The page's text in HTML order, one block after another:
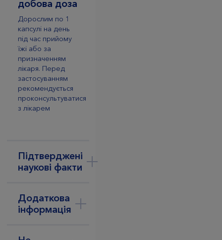
добова доза
Дорослим по 1
капсулі на день
під час прийому
їжі або за
призначенням
лікаря. Перед
застосуванням
рекомендується
проконсультуватися
з лікарем
Підтверджені
наукові факти
Додаткова
інформація